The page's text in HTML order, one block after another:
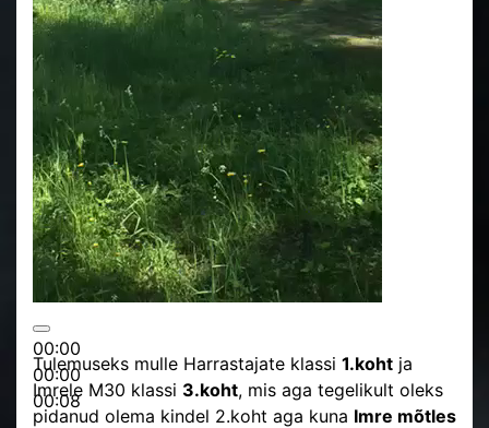
00:00
00:00
00:08
Tulemuseks mulle Harrastajate klassi 1.koht ja
Imrele M30 klassi 3.koht, mis aga tegelikult oleks
pidanud olema kindel 2.koht aga kuna Imre mõtles